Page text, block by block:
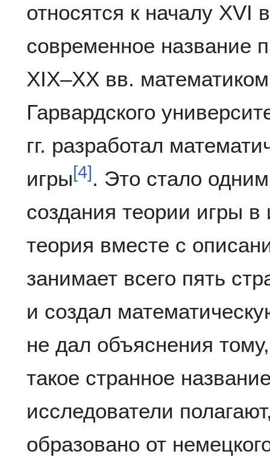
относятся к началу XVI
современное название
XIX–XX вв.
Гарвардского
гг. разработал
игры[4] . Это стало
создания теории игры
теория вместе с
занимает всего пять
и создал
не дал объяснения
такое странное
исследователи
образовано от